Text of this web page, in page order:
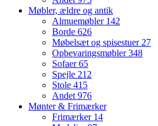
Møbler, ældre og antik
Almuemøbler 142
Borde 626
Møbelsæt og spisestuer27
Opbevaringsmøbler348
Sofaer65
Spejle 212
Stole 415
Andet976
Mønter & Frimærker
Frimærker 14